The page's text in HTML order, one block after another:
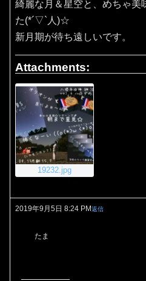
綺麗な月＆星空と、めちゃ美
た(*´▽`人)☆
新月期が待ち遠しいです。
Attachments:
19232.jpg
2019年9月5日 8:24 PM返信
たま